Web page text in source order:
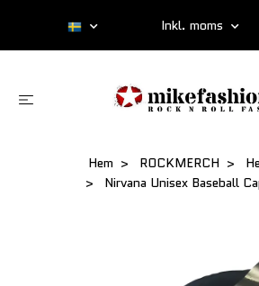
Inkl. moms
Hem ROCKMERCH
Nirvana Unisex Baseball